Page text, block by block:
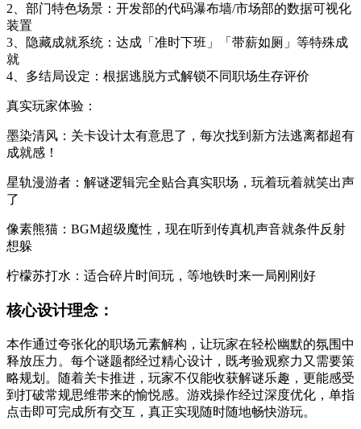
2、部门特色场景：开发部的代码瀑布墙/市场部的数据可视化
装置
3、隐藏成就系统：达成「准时下班」「带薪如厕」等特殊成
就
4、多结局设定：根据逃脱方式解锁不同职场生存评价
真实玩家体验：
墨染清风：关卡设计太有意思了，每次找到新方法逃离都超有
成就感！
星轨漫游者：解谜逻辑完全贴合真实职场，玩着玩着就笑出声
了
像素熊猫：BGM超级魔性，现在听到传真机声音就条件反射
想躲
柠檬苏打水：适合碎片时间玩，等地铁时来一局刚刚好
核心设计理念：
本作通过夸张化的职场元素解构，让玩家在轻松幽默的氛围中
释放压力。每个谜题都经过精心设计，既考验观察力又需要策
略规划。随着关卡推进，玩家不仅能收获解谜乐趣，更能感受
到打破常规思维带来的愉悦感。游戏操作经过深度优化，单指
点击即可完成所有交互，真正实现随时随地畅快游玩。